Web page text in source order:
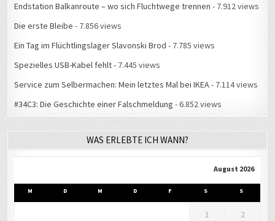
Endstation Balkanroute – wo sich Fluchtwege trennen - 7.912 views
Die erste Bleibe - 7.856 views
Ein Tag im Flüchtlingslager Slavonski Brod - 7.785 views
Spezielles USB-Kabel fehlt- 7.445 views
Service zum Selbermachen: Mein letztes Mal bei IKEA- 7.114 views
#34C3: Die Geschichte einer Falschmeldung - 6.852 views
WAS ERLEBTE ICH WANN?
August 2026
M D M D F S S
1 2